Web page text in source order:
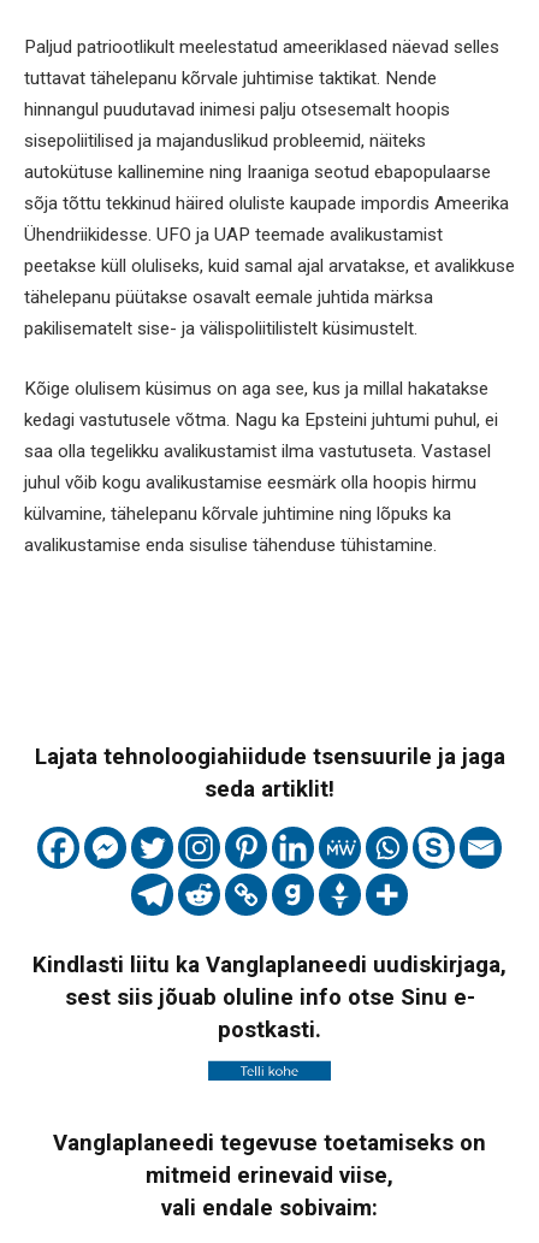
Paljud patriootlikult meelestatud ameeriklased näevad selles
tuttavat tähelepanu kõrvale juhtimise taktikat. Nende
hinnangul puudutavad inimesi palju otsesemalt hoopis
sisepoliitilised ja majanduslikud probleemid, näiteks
autokütuse kallinemine ning Iraaniga seotud ebapopulaarse
sõja tõttu tekkinud häired oluliste kaupade impordis Ameerika
Ühendriikidesse. UFO ja UAP teemade avalikustamist
peetakse küll oluliseks, kuid samal ajal arvatakse, et avalikkuse
tähelepanu püütakse osavalt eemale juhtida märksa
pakilisematelt sise- ja välispoliitilistelt küsimustelt.
Kõige olulisem küsimus on aga see, kus ja millal hakatakse
kedagi vastutusele võtma. Nagu ka Epsteini juhtumi puhul, ei
saa olla tegelikku avalikustamist ilma vastutuseta. Vastasel
juhul võib kogu avalikustamise eesmärk olla hoopis hirmu
külvamine, tähelepanu kõrvale juhtimine ning lõpuks ka
avalikustamise enda sisulise tähenduse tühistamine.
Lajata tehnoloogiahiidude tsensuurile ja jaga
seda artiklit!
Kindlasti liitu ka Vanglaplaneedi uudiskirjaga,
sest siis jõuab oluline info otse Sinu e-
postkasti.
Vanglaplaneedi tegevuse toetamiseks on
mitmeid erinevaid viise,
vali endale sobivaim: